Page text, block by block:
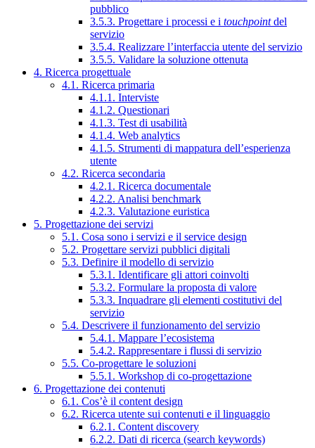
pubblico
3.5.3. Progettare i processi e i touchpointdel
servizio
3.5.4. Realizzare l’interfaccia utente del servizio
3.5.5. Validare la soluzione ottenuta
4. Ricerca progettuale
4.1. Ricerca primaria
4.1.1. Interviste
4.1.2. Questionari
4.1.3. Test di usabilità
4.1.4. Web analytics
4.1.5. Strumenti di mappatura dell’esperienza
utente
4.2. Ricerca secondaria
4.2.1. Ricerca documentale
4.2.2. Analisi benchmark
4.2.3. Valutazione euristica
5. Progettazione dei servizi
5.1. Cosa sono i servizi e il service design
5.2. Progettare servizi pubblici digitali
5.3. Definire il modello di servizio
5.3.1. Identificare gli attori coinvolti
5.3.2. Formulare la proposta di valore
5.3.3. Inquadrare gli elementi costitutivi del
servizio
5.4. Descrivere il funzionamento del servizio
5.4.1. Mappare l’ecosistema
5.4.2. Rappresentare i flussi di servizio
5.5. Co-progettare le soluzioni
5.5.1. Workshop di co-progettazione
6. Progettazione dei contenuti
6.1. Cos’è il content design
6.2. Ricerca utente sui contenuti e il linguaggio
6.2.1. Content discovery
6.2.2. Dati di ricerca (search keywords)